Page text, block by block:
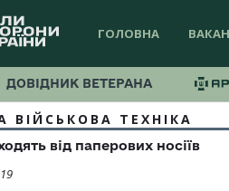
ГОЛОВНА
ДОВІДНИК ВЕТЕРАНА
ВІЙСЬКОВА ТЕХНІКА
від паперових носіїв